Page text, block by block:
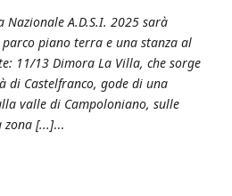
A.D.S.I. 2025 sarà
piano terra e una stanza al
11/13 Dimora La Villa, che sorge
di Castelfranco, gode di una
valle di Campoloniano, sulle
zona [...]...